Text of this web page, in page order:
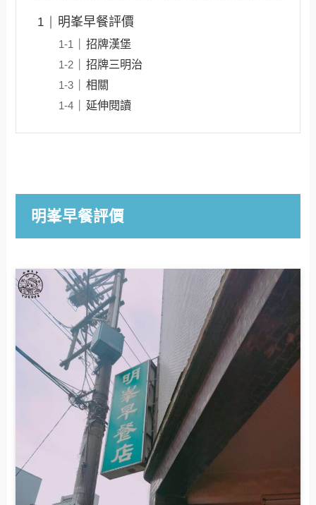
明峯早餐評價
招牌漢堡
招牌三明治
相關
延伸閱讀
明峯早餐評價